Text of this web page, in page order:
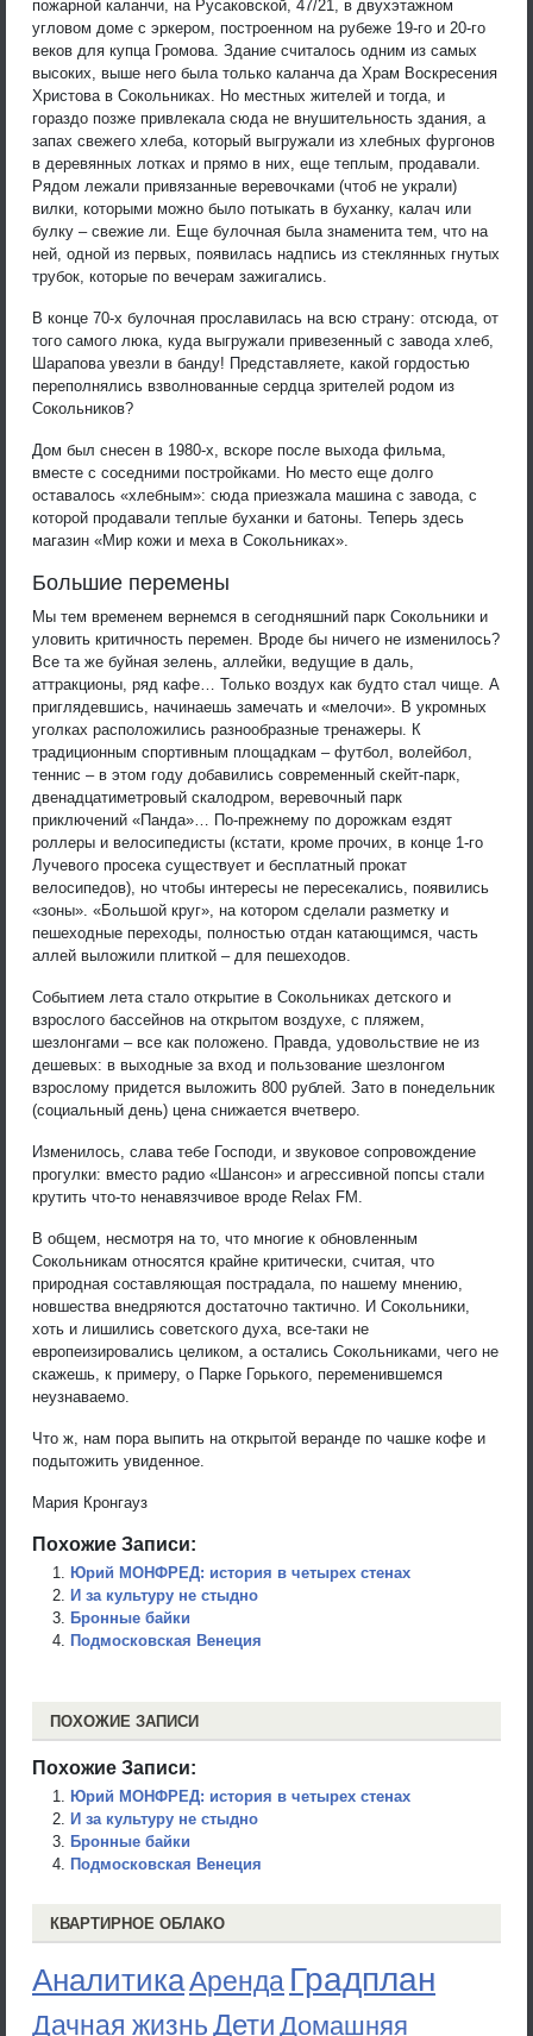
пожарной каланчи, на Русаковской, 47/21, в двухэтажном
угловом доме с эркером, построенном на рубеже 19-го и 20-го
веков для купца Громова. Здание считалось одним из самых
высоких, выше него была только каланча да Храм Воскресения
Христова в Сокольниках. Но местных жителей и тогда, и
гораздо позже привлекала сюда не внушительность здания, а
запах свежего хлеба, который выгружали из хлебных фургонов
в деревянных лотках и прямо в них, еще теплым, продавали.
Рядом лежали привязанные веревочками (чтоб не украли)
вилки, которыми можно было потыкать в буханку, калач или
булку – свежие ли. Еще булочная была знаменита тем, что на
ней, одной из первых, появилась надпись из стеклянных гнутых
трубок, которые по вечерам зажигались.
В конце 70-х булочная прославилась на всю страну: отсюда, от
того самого люка, куда выгружали привезенный с завода хлеб,
Шарапова увезли в банду! Представляете, какой гордостью
переполнялись взволнованные сердца зрителей родом из
Сокольников?
Дом был снесен в 1980-х, вскоре после выхода фильма,
вместе с соседними постройками. Но место еще долго
оставалось «хлебным»: сюда приезжала машина с завода, с
которой продавали теплые буханки и батоны. Теперь здесь
магазин «Мир кожи и меха в Сокольниках».
Большие перемены
Мы тем временем вернемся в сегодняшний парк Сокольники и
уловить критичность перемен. Вроде бы ничего не изменилось?
Все та же буйная зелень, аллейки, ведущие в даль,
аттракционы, ряд кафе… Только воздух как будто стал чище. А
приглядевшись, начинаешь замечать и «мелочи». В укромных
уголках расположились разнообразные тренажеры. К
традиционным спортивным площадкам – футбол, волейбол,
теннис – в этом году добавились современный скейт-парк,
двенадцатиметровый скалодром, веревочный парк
приключений «Панда»… По-прежнему по дорожкам ездят
роллеры и велосипедисты (кстати, кроме прочих, в конце 1-го
Лучевого просека существует и бесплатный прокат
велосипедов), но чтобы интересы не пересекались, появились
«зоны». «Большой круг», на котором сделали разметку и
пешеходные переходы, полностью отдан катающимся, часть
аллей выложили плиткой – для пешеходов.
Событием лета стало открытие в Сокольниках детского и
взрослого бассейнов на открытом воздухе, с пляжем,
шезлонгами – все как положено. Правда, удовольствие не из
дешевых: в выходные за вход и пользование шезлонгом
взрослому придется выложить 800 рублей. Зато в понедельник
(социальный день) цена снижается вчетверо.
Изменилось, слава тебе Господи, и звуковое сопровождение
прогулки: вместо радио «Шансон» и агрессивной попсы стали
крутить что-то ненавязчивое вроде Relax FM.
В общем, несмотря на то, что многие к обновленным
Сокольникам относятся крайне критически, считая, что
природная составляющая пострадала, по нашему мнению,
новшества внедряются достаточно тактично. И Сокольники,
хоть и лишились советского духа, все-таки не
европеизировались целиком, а остались Сокольниками, чего не
скажешь, к примеру, о Парке Горького, переменившемся
неузнаваемо.
Что ж, нам пора выпить на открытой веранде по чашке кофе и
подытожить увиденное.
Мария Кронгауз
Похожие Записи:
Юрий МОНФРЕД: история в четырех стенах
И за культуру не стыдно
Бронные байки
Подмосковская Венеция
ПОХОЖИЕ ЗАПИСИ
Похожие Записи:
Юрий МОНФРЕД: история в четырех стенах
И за культуру не стыдно
Бронные байки
Подмосковская Венеция
КВАРТИРНОЕ ОБЛАКО
АналитикаАренда Градплан
Дачная жизньДети Домашняя